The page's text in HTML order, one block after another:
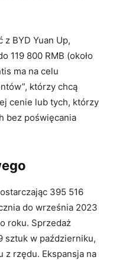
z BYD Yuan Up,
119 800 RMB (około
ma na celu
którzy chcą
cenie lub tych, którzy
bez poświęcania
395 516
do września 2023
roku. Sprzedaż
sztuk w październiku,
z rzędu. Ekspansja na